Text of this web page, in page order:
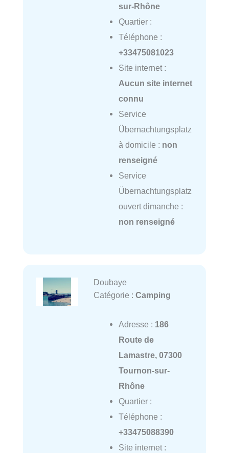
sur-Rhône
Quartier :
Téléphone :
+33475081023
Site internet :
Aucun site internet
connu
Service
Übernachtungsplatz
à domicile : non
renseigné
Service
Übernachtungsplatz
ouvert dimanche :
non renseigné
Doubaye
Catégorie : Camping
Adresse : 186
Route de
Lamastre, 07300
Tournon-sur-
Rhône
Quartier :
Téléphone :
+33475088390
Site internet :